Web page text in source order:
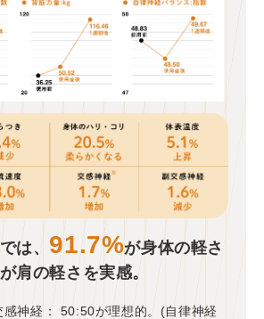
は、 91.7%が身体の軽さ
肩の軽さを実感。
神経： 50:50が理想的。(自律神経